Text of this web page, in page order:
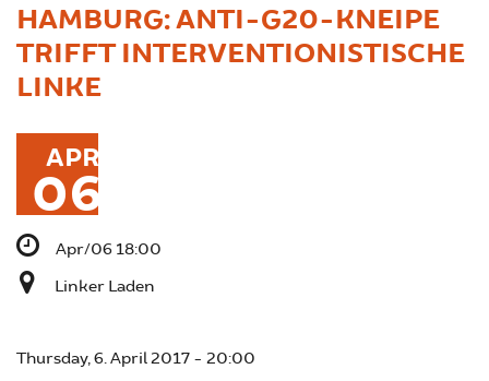
HAMBURG: ANTI-G20-KNEIPE
TRIFFT INTERVENTIONISTISCHE
LINKE
APR
06
Apr/06 18:00
Linker Laden
Thursday, 6. April 2017 - 20:00